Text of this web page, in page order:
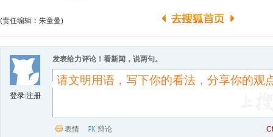
(责任编辑：朱童曼)
登录/注册
发表给力评论！看新闻，说两句。
表情 辩论